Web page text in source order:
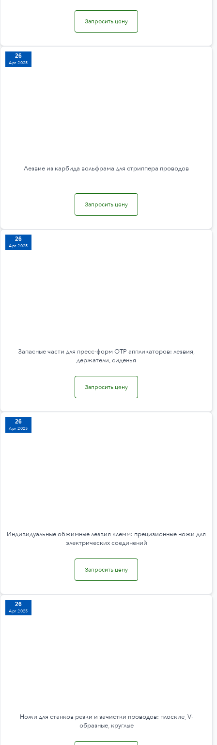
Запросить цену
26
Apr 2025
Лезвие из карбида вольфрама для стриппера проводов
Запросить цену
26
Apr 2025
Запасные части для пресс-форм OTP аппликаторов: лезвия,
держатели, сиденья
Запросить цену
26
Apr 2025
Индивидуальные обжимные лезвия клемм: прецизионные ножи для
электрических соединений
Запросить цену
26
Apr 2025
Ножи для станков резки и зачистки проводов: плоские, V-
образные, круглые